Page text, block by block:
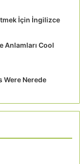
İçin İngilizce
Anlamları Cool
Were Nerede